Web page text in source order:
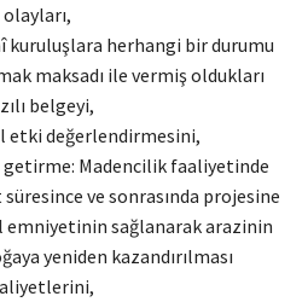
olayları,
kuruluşlara herhangi bir durumu
maksadı ile vermiş oldukları
belgeyi,
etki değerlendirmesini,
getirme: Madencilik faaliyetinde
ve sonrasında projesine
emniyetinin sağlanarak arazinin
yeniden kazandırılması